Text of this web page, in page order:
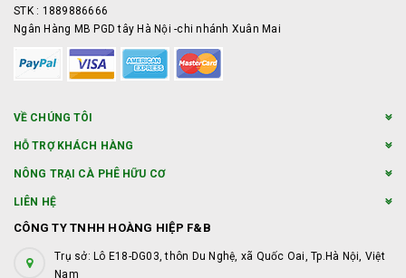
STK : 1889886666
Ngân Hàng MB PGD tây Hà Nội -chi nhánh Xuân Mai
VỀ CHÚNG TÔI
HỖ TRỢ KHÁCH HÀNG
NÔNG TRẠI CÀ PHÊ HỮU CƠ
LIÊN HỆ
CÔNG TY TNHH HOÀNG HIỆP F&B
Trụ sở: Lô E18-DG03, thôn Du Nghệ, xã Quốc Oai, Tp.Hà Nội, Việt
Nam